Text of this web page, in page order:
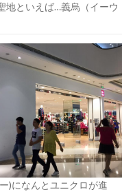
地といえば…義烏（イーウ
)になんとユニクロが進